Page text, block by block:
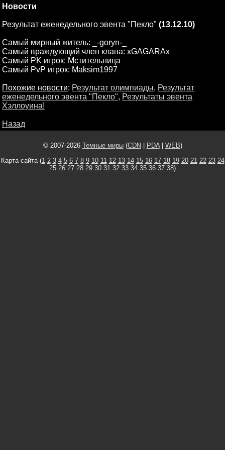
Новости
Результат еженедельного эвента "Пекло" (13.12.10)
Самый мирный житель: _-goryn-_
Самый враждующий член клана: xGAGARAx
Самый PK игрок: Мстительница
Самый PvP игрок: Maksim1997
Похожие новости: Результат олимпиады, Результат
еженедельного эвента "Пекло", Результаты эвента
Хэллоуина!
Назад
© 2007-2026 Темные миры(CDN PDA| WEB)
Карта сайта (1 2 3 4 5 6 7 8 9 10 11 12 13 14 15 16 17 18 19 20 21 22 23 24
25 26 27 28 29 30 31 32 33 34 35 36 37 38)